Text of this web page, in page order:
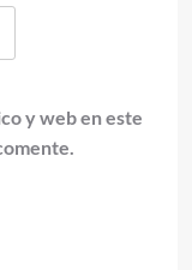
y web en este